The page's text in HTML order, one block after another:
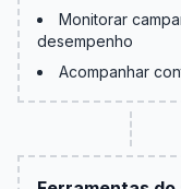
Monitorar
desempenho
Acompanhar